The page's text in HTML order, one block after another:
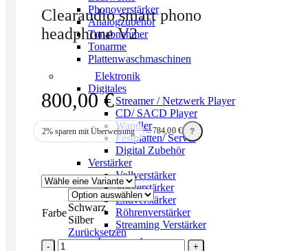
Phonoverstärker
Analogzubehör
Tonabnehmer
Tonarme
Plattenwaschmaschinen
Elektronik
Digitales
Streamer / Netzwerk Player
CD/ SACD Player
Wandler
Festplatten/ Server
Digital Zubehör
Verstärker
Vollverstärker
Vorverstärker
Endverstärker
Röhrenverstärker
Streaming Verstärker
Lautsprecher
Clearaudio smart phono
headphone V2
800,00€
2% sparen mit Überweisung →784,00 € ?
FarbeSchwarz
Silber
Zurücksetzen
Clearaudio